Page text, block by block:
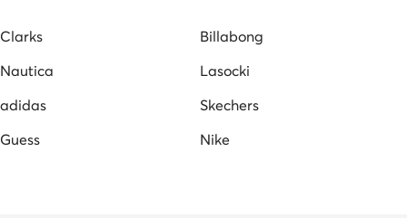
Clarks
Billabong
Nautica
Lasocki
adidas
Skechers
Guess Nike